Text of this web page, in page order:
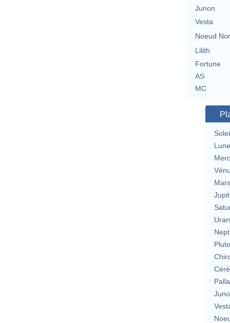
Junon
Vesta
Noeud
Lilith
Fortune
AS
MC
Lune
Mars